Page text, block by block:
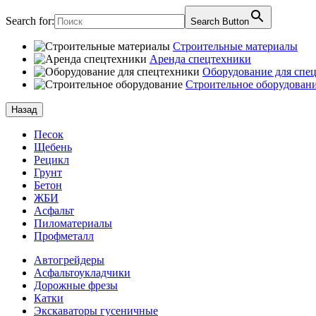
Search for: Search Button
Строительные материалы
Аренда спецтехники
Оборудование для
Строительное
Назад
Песок
Щебень
Рецикл
Грунт
Бетон
ЖБИ
Асфальт
Пиломатериалы
Профметалл
Автогрейдеры
Асфальто­укладчики
Дорожные фрезы
Катки
Экскаваторы гусеничные